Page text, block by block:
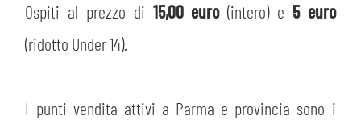
INFORMATIVA FINANZIARIA
PARTNER
Ospiti al prezzo di 15,00 euro(intero) e 5 euro
(ridotto Under 14).
I punti vendita attivi a Parma e provincia sono i